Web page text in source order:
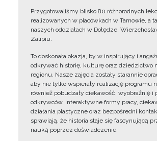
Przygotowaliśmy blisko 80 różnorodnych
realizowanych w placówkach w Tarnowie, a
naszych oddziałach w Dołędze,
Zalipiu.
To doskonała okazja, by w inspirujący i
odkrywać historię, kulturę oraz dziedzictwo
regionu. Nasze zajęcia zostały starannie
aby nie tylko wspierały realizację programu
również pobudzały ciekawość, wyobraźnię i
odkrywców. Interaktywne formy pracy,
działania plastyczne oraz bezpośredni
sprawiają, że historia staje się fascynującą
nauką poprzez doświadczenie.